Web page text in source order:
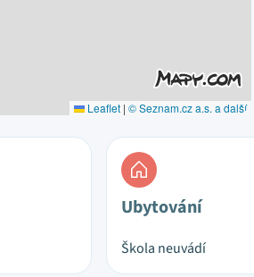
Leaflet | © Seznam.cz a.s. a další
Ubytování
Škola neuvádí